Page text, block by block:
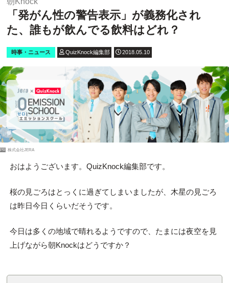
「発がん性の警告表示」が義務化され
た、誰もが飲んでる飲料はどれ？
時事・ニュース QuizKnock編集部 2018.05.10
PR 株式会社JERA
おはようございます。QuizKnock編集部です。
桜の見ごろはとっくに過ぎてしまいましたが、木星の見ごろ
は昨日今日くらいだそうです。
今日は多くの地域で晴れるようですので、たまには夜空を見
上げながら朝Knockはどうですか？